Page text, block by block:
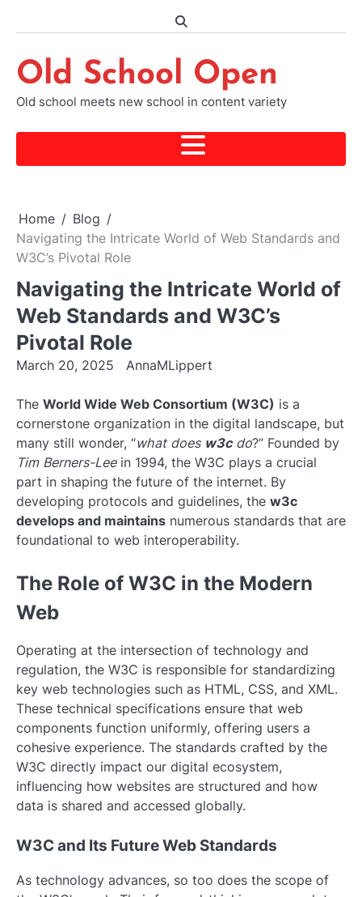
Old School Open
Old school meets new school in content variety
Home
Blog
Navigating the Intricate World of Web Standards and
W3C’s Pivotal Role
Navigating the Intricate World of
Web Standards and W3C’s
Pivotal Role
March 20, 2025 AnnaMLippert
The World Wide Web Consortium (W3C) is a
cornerstone organization in the digital landscape, but
many still wonder, “what does w3cdo?” Founded by
Tim Berners-Leein 1994, the W3C plays a crucial
part in shaping the future of the internet. By
developing protocols and guidelines, the w3c
develops and maintains numerous standards that are
foundational to web interoperability.
The Role of W3C in the Modern
Web
Operating at the intersection of technology and
regulation, the W3C is responsible for standardizing
key web technologies such as HTML, CSS, and XML.
These technical specifications ensure that web
components function uniformly, offering users a
cohesive experience. The standards crafted by the
W3C directly impact our digital ecosystem,
influencing how websites are structured and how
data is shared and accessed globally.
W3C and Its Future Web Standards
As technology advances, so too does the scope of